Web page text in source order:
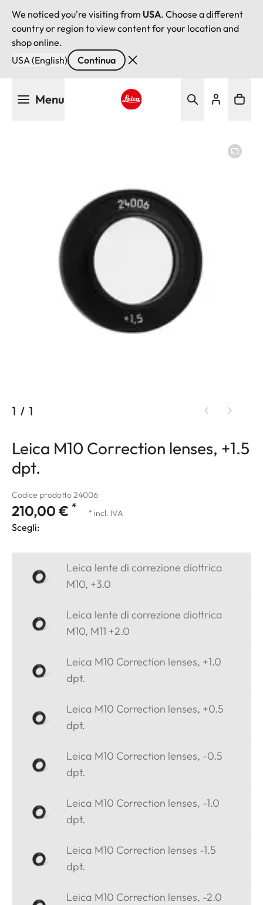
We noticed you're visiting from USA. Choose a different
country or region to view content for your location and
shop online.
USA (English)
Continua
Menu
1 / 1
Leica M10 Correction lenses, +1.5
dpt.
Codice prodotto 24006
210,00 € * * incl. IVA
Scegli:
Leica lente di correzione diottrica
M10, +3.0
Leica lente di correzione diottrica
M10, M11 +2.0
Leica M10 Correction lenses, +1.0
dpt.
Leica M10 Correction lenses, +0.5
dpt.
Leica M10 Correction lenses, -0.5
dpt.
Leica M10 Correction lenses, -1.0
dpt.
Leica M10 Correction lenses -1.5
dpt.
Leica M10 Correction lenses, -2.0